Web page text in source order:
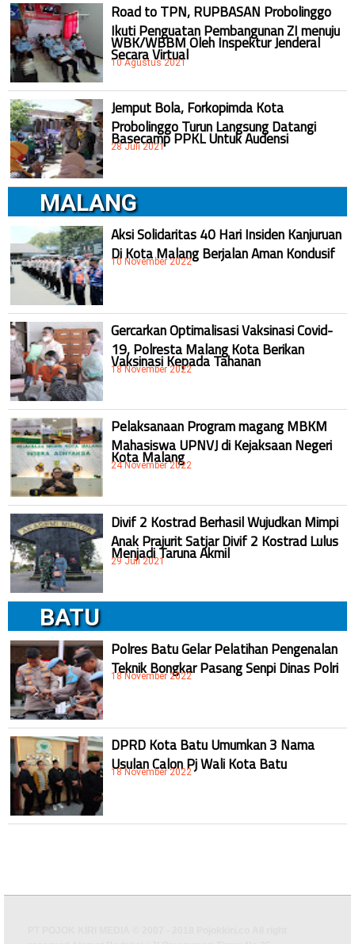
Road to TPN, RUPBASAN Probolinggo
Ikuti Penguatan Pembangunan ZI menuju
WBK/WBBM Oleh Inspektur Jenderal
Secara Virtual
10 Agustus 2021
Jemput Bola, Forkopimda Kota
Probolinggo Turun Langsung Datangi
Basecamp PPKL Untuk Audensi
28 Juli 2021
MALANG
Aksi Solidaritas 40 Hari Insiden Kanjuruan
Di Kota Malang Berjalan Aman Kondusif
10 November 2022
Gercarkan Optimalisasi Vaksinasi Covid-
19, Polresta Malang Kota Berikan
Vaksinasi Kepada Tahanan
18 November 2022
Pelaksanaan Program magang MBKM
Mahasiswa UPNVJ di Kejaksaan Negeri
Kota Malang
24 November 2022
Divif 2 Kostrad Berhasil Wujudkan Mimpi
Anak Prajurit Satjar Divif 2 Kostrad Lulus
Menjadi Taruna Akmil
29 Juli 2021
BATU
Polres Batu Gelar Pelatihan Pengenalan
Teknik Bongkar Pasang Senpi Dinas Polri
18 November 2022
DPRD Kota Batu Umumkan 3 Nama
Usulan Calon Pj Wali Kota Batu
18 November 2022